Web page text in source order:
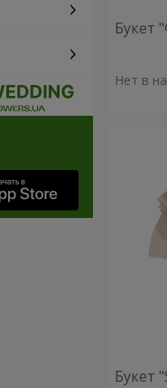
Букет
Нет в
Букет